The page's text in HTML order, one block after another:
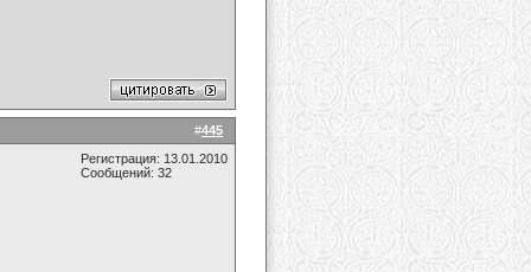
#445
Регистрация: 13.01.2010
Сообщений: 32